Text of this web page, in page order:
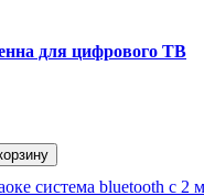
для цифрового ТВ